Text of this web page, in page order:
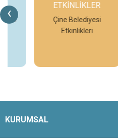
‹ ETKİNLİKLER
Çine Belediyesi
Etkinlikleri
KURUMSAL